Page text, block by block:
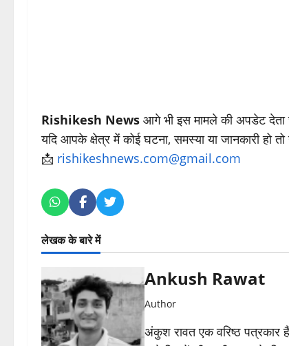
Rishikesh News आगे भी इस मामले की अपडेट देता
यदि आपके क्षेत्र में कोई घटना, समस्या या जानकारी हो
📩 rishikeshnews.com@gmail.com
लेखक के बारे में
Ankush Rawat
Author
अंकुश रावत एक वरिष्ठ पत्रकार